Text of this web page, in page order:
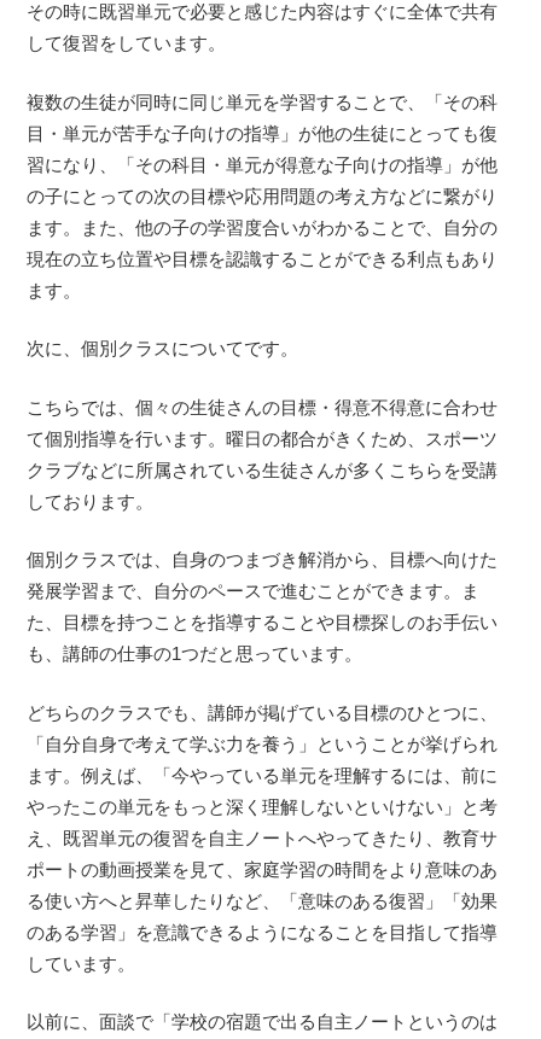
その時に既習単元で必要と感じた内容はすぐに全体で共有
して復習をしています。
複数の生徒が同時に同じ単元を学習することで、「その科
目・単元が苦手な子向けの指導」が他の生徒にとっても復
習になり、「その科目・単元が得意な子向けの指導」が他
の子にとっての次の目標や応用問題の考え方などに繋がり
ます。また、他の子の学習度合いがわかることで、自分の
現在の立ち位置や目標を認識することができる利点もあり
ます。
次に、個別クラスについてです。
こちらでは、個々の生徒さんの目標・得意不得意に合わせ
て個別指導を行います。曜日の都合がきくため、スポーツ
クラブなどに所属されている生徒さんが多くこちらを受講
しております。
個別クラスでは、自身のつまづき解消から、目標へ向けた
発展学習まで、自分のペースで進むことができます。ま
た、目標を持つことを指導することや目標探しのお手伝い
も、講師の仕事の1つだと思っています。
どちらのクラスでも、講師が掲げている目標のひとつに、
「自分自身で考えて学ぶ力を養う」ということが挙げられ
ます。例えば、「今やっている単元を理解するには、前に
やったこの単元をもっと深く理解しないといけない」と考
え、既習単元の復習を自主ノートへやってきたり、教育サ
ポートの動画授業を見て、家庭学習の時間をより意味のあ
る使い方へと昇華したりなど、「意味のある復習」「効果
のある学習」を意識できるようになることを目指して指導
しています。
以前に、面談で「学校の宿題で出る自主ノートというのは